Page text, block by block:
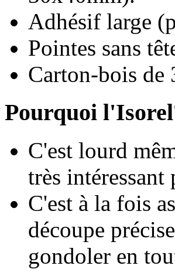
Adhésif large
Pointes sans
Carton-bois de
Pourquoi
C'est lourd
très intéressant
C'est à la fois
découpe
gondoler en